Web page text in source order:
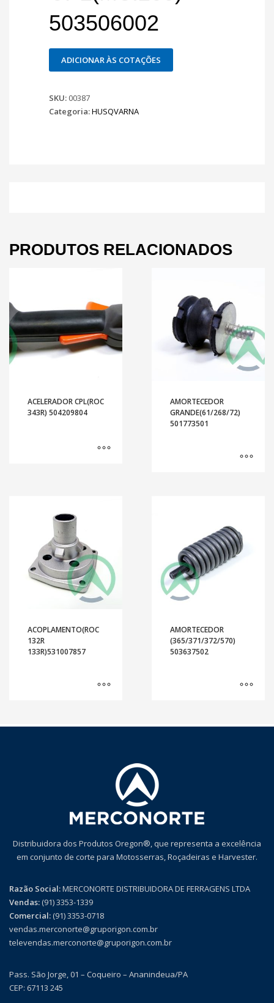
503506002
ADICIONAR ÀS COTAÇÕES
SKU: 00387
Categoria:HUSQVARNA
PRODUTOS RELACIONADOS
ACELERADOR CPL(ROC
343R) 504209804
AMORTECEDOR
GRANDE(61/268/72)
501773501
ACOPLAMENTO(ROC
132R
133R)531007857
AMORTECEDOR
(365/371/372/570)
503637502
Distribuidora dos Produtos Oregon®, que representa a excelência
em conjunto de corte para Motosserras, Roçadeiras e Harvester.
Razão Social:MERCONORTE DISTRIBUIDORA DE FERRAGENS LTDA
Vendas:(91) 3353-1339
Comercial:(91) 3353-0718
vendas.merconorte@gruporigon.com.br
televendas.merconorte@gruporigon.com.br
Pass. São Jorge, 01 – Coqueiro – Ananindeua/PA
CEP: 67113 245